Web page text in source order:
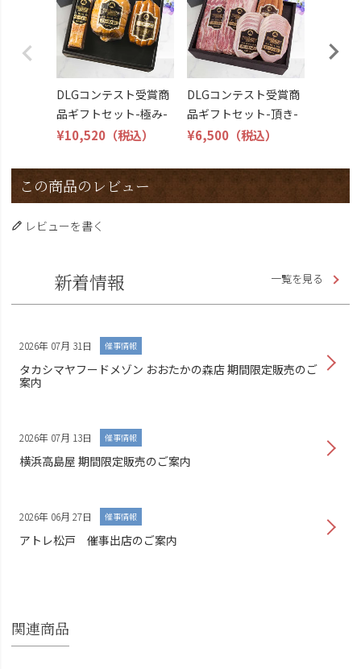
DLGコンテスト受賞商
品ギフトセット-極み-
¥10,520 （税込）
DLGコンテスト受賞商
品ギフトセット-頂き-
¥6,500 （税込）
この商品のレビュー
レビューを書く
新着情報 一覧を見る
2026年 07月 31日 催事情報
タカシマヤフードメゾン おおたかの森店 期間限定販売のご
案内
2026年 07月 13日 催事情報
横浜高島屋 期間限定販売のご案内
2026年 06月 27日 催事情報
アトレ松戸 催事出店のご案内
関連商品